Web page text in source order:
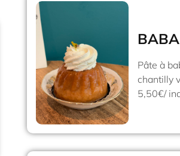
Pâte à
chantilly
5,50€/